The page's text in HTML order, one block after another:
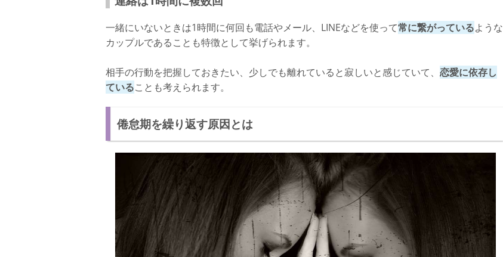
一緒にいないときは1時間に何回も電話やメール、LINEなどを使って常に繋がっているような
カップルであることも特徴として挙げられます。
相手の行動を把握しておきたい、少しでも離れていると寂しいと感じていて、 恋愛に依存し
ていることも考えられます。
倦怠期を繰り返す原因とは